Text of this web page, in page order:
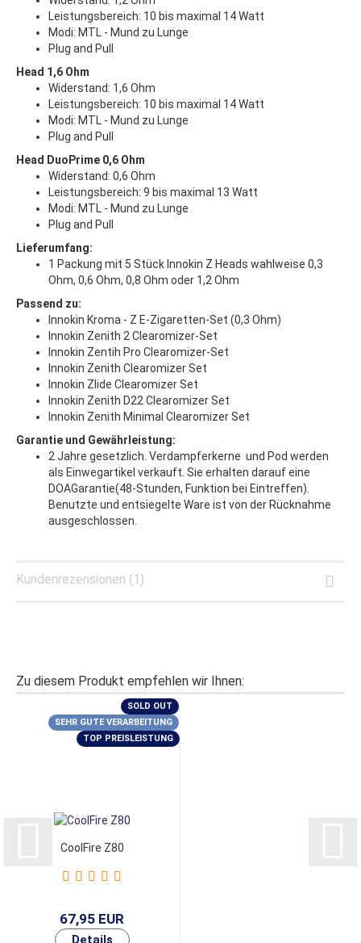
Leistungsbereich: 10 bis maximal 14 Watt
Modi: MTL - Mund zu Lunge
Plug and Pull
Head 1,6 Ohm
Widerstand: 1,6 Ohm
Leistungsbereich: 10 bis maximal 14 Watt
Modi: MTL - Mund zu Lunge
Plug and Pull
Head DuoPrime 0,6 Ohm
Widerstand: 0,6 Ohm
Leistungsbereich: 9 bis maximal 13 Watt
Modi: MTL - Mund zu Lunge
Plug and Pull
Lieferumfang:
1 Packung mit 5 Stück Innokin Z Heads wahlweise 0,3
Ohm, 0,6 Ohm, 0,8 Ohm oder 1,2 Ohm
Passend zu:
Innokin Kroma - Z E-Zigaretten-Set (0,3 Ohm)
Innokin Zenith 2 Clearomizer-Set
Innokin Zentih Pro Clearomizer-Set
Innokin Zenith Clearomizer Set
Innokin Zlide Clearomizer Set
Innokin Zenith D22 Clearomizer Set
Innokin Zenith Minimal Clearomizer Set
Garantie und Gewährleistung:
2 Jahre gesetzlich. Verdampferkerne und Pod werden
als Einwegartikel verkauft. Sie erhalten darauf eine
DOAGarantie(48-Stunden, Funktion bei Eintreffen).
Benutzte und entsiegelte Ware ist von der Rücknahme
ausgeschlossen.
Kundenrezensionen (1)
Zu diesem Produkt empfehlen wir Ihnen:
SOLD OUT
SEHR GUTE VERARBEITUNG
TOP PREISLEISTUNG
CoolFire Z80
67,95 EUR